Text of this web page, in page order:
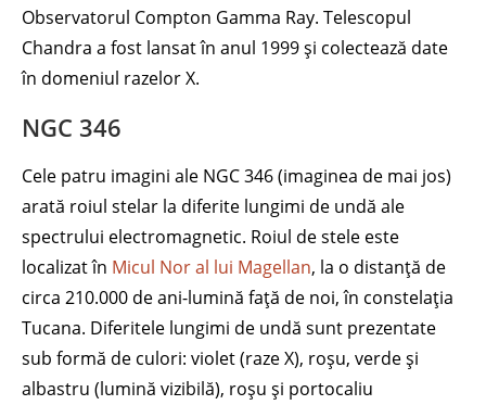
Observatorul Compton Gamma Ray. Telescopul
Chandra a fost lansat în anul 1999 și colectează date
în domeniul razelor X.
NGC 346
Cele patru imagini ale NGC 346 (imaginea de mai jos)
arată roiul stelar la diferite lungimi de undă ale
spectrului electromagnetic. Roiul de stele este
localizat în Micul Nor al lui Magellan, la o distanță de
circa 210.000 de ani-lumină față de noi, în constelația
Tucana. Diferitele lungimi de undă sunt prezentate
sub formă de culori: violet (raze X), roșu, verde și
albastru (lumină vizibilă), roșu și portocaliu